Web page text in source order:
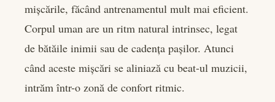
mișcările, făcând antrenamentul mult mai eficient.
Corpul uman are un ritm natural intrinsec, legat
de bătăile inimii sau de cadența pașilor. Atunci
când aceste mișcări se aliniază cu beat-ul muzicii,
intrăm într-o zonă de confort ritmic.